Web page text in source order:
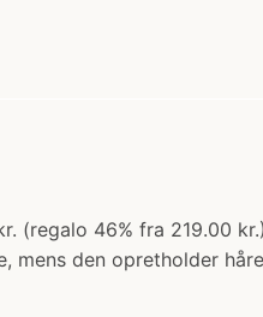
(regalo 46% fra 219.00
mens den opretholder